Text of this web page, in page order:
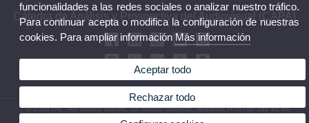
Cátedra de Análisis y Prospectiva del Audiovisual (CAPA)
© 2026 UV. - Av. Blasco Ibáñez, 32. 46010 València. Teléfono: (+34) 96 386 42 64
funcionalidades a las redes sociales o analizar nuestro tráfico.
Para continuar acepta o modifica la configuración de nuestras
cookies. Para ampliar información Más información
Aceptar todo
Rechazar todo